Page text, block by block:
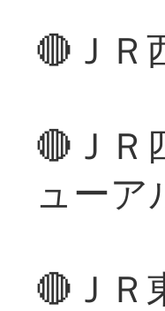
🔴ＪＲ
🔴ＪＲ
ューア
🔴ＪＲ